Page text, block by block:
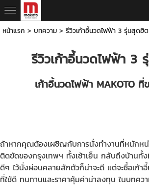
หน้าแรก > บทความ> รีวิวเก้าอี้นวดไฟฟ้า 3 รุ่นสุดฮิต
รีวิวเก้าอี้นวดไฟฟ้า3
เก้าอี้นวดไฟฟ้า MAKOTO ที่
ถ้าหากคุณต้องเผชิญกับการนั่งทำงานที่หนักหน่
ติดขัดของกรุงเทพฯ ทั้งเช้าเย็น กลับถึงบ้านทั้
ดีๆ ไว้นั่งผ่อนคลายสักตัวก็น่าจะดี ​แต่จะซื้อเก้า
ที่ใช้ดี ทนทานและราคาคุ้มค่าน่าลงทุน ในบทคว